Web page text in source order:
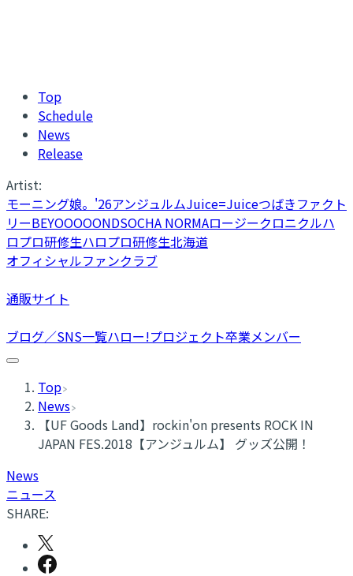
Top
Schedule
News
Release
Artist:
モーニング娘。'26アンジュルムJuice=Juiceつばきファクト
リーBEYOOOOONDSOCHA NORMAロージークロニクルハ
ロプロ研修生ハロプロ研修生北海道
オフィシャルファンクラブ
通販サイト
ブログ／SNS一覧ハロー!プロジェクト卒業メンバー
Top
News
【UF Goods Land】rockin'on presents ROCK IN
JAPAN FES.2018【アンジュルム】 グッズ公開！
News
ニュース
SHARE: